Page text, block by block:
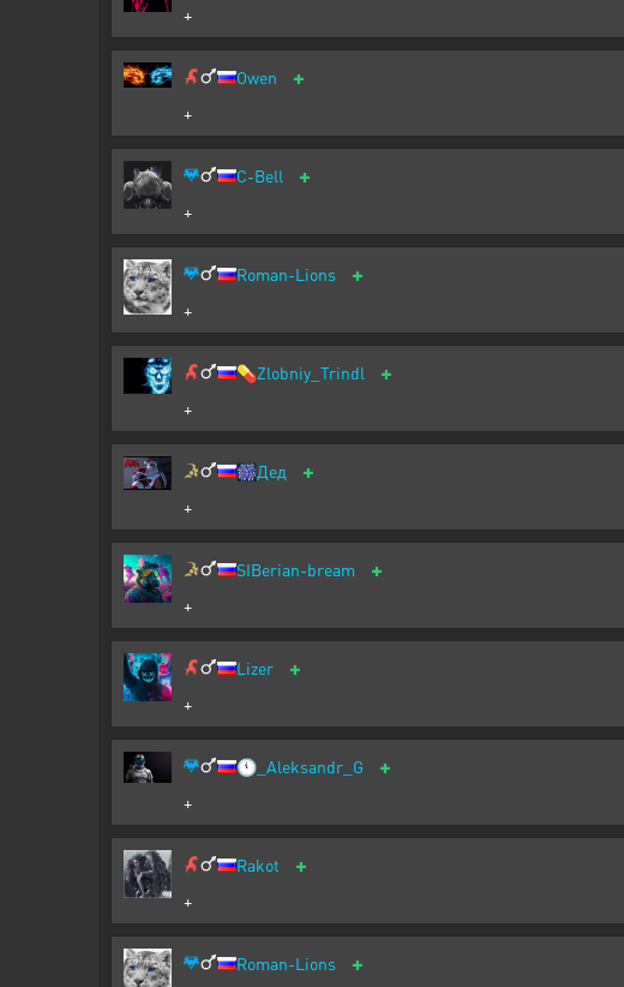
+
Owen +
+
C-Bell +
+
Roman-Lions +
+
💊Zlobniy_Trindl +
+
🎆Дед +
+
SIBerian-bream +
+
Lizer +
+
🕚 _Aleksandr_G +
+
Rakot +
+
Roman-Lions +